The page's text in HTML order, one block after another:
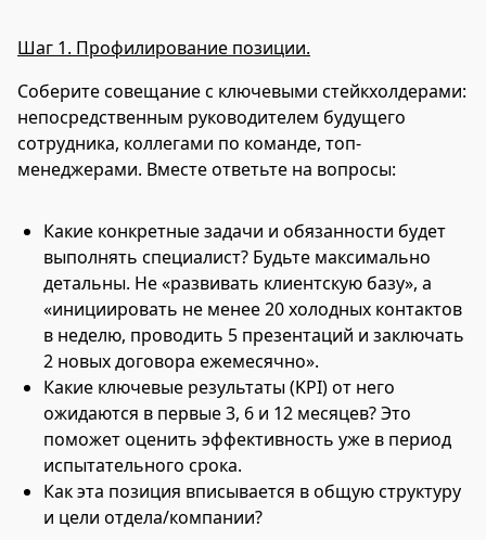
Шаг 1. Профилирование позиции.
Соберите совещание с ключевыми стейкхолдерами:
непосредственным руководителем будущего
сотрудника, коллегами по команде, топ-
менеджерами. Вместе ответьте на вопросы:
Какие конкретные задачи и обязанности будет
выполнять специалист? Будьте максимально
детальны. Не «развивать клиентскую базу», а
«инициировать не менее 20 холодных контактов
в неделю, проводить 5 презентаций и заключать
2 новых договора ежемесячно».
Какие ключевые результаты (KPI) от него
ожидаются в первые 3, 6 и 12 месяцев? Это
поможет оценить эффективность уже в период
испытательного срока.
Как эта позиция вписывается в общую структуру
и цели отдела/компании?